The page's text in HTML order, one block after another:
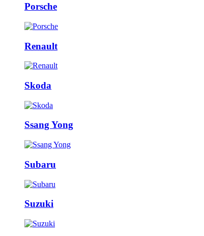
Porsche
Renault
Skoda
Ssang Yong
Subaru
Suzuki